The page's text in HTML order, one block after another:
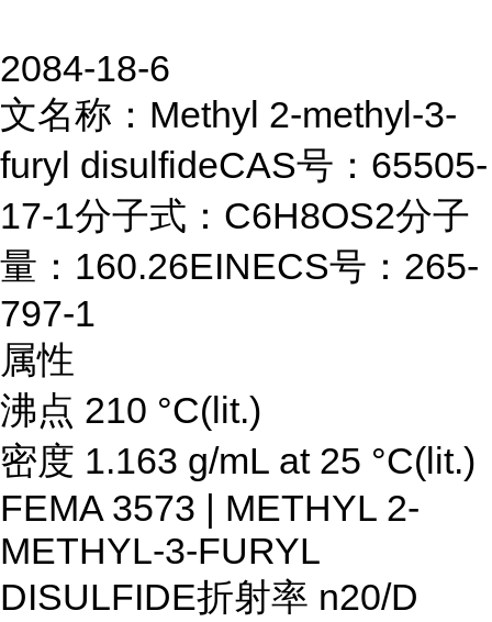
2084-18-6
文名称：Methyl 2-methyl-3-
furyl disulfideCAS号：65505-
17-1分子式：C6H8OS2分子
量：160.26EINECS号：265-
797-1
属性
沸点 210 °C(lit.)
密度 1.163 g/mL at 25 °C(lit.)
FEMA 3573 | METHYL 2-
METHYL-3-FURYL
DISULFIDE折射率 n20/D